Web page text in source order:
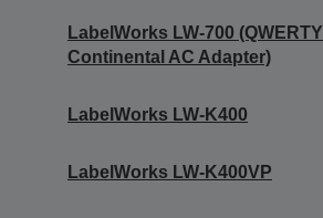
LabelWorks LW-700 (QWERTY
Continental AC Adapter)
LabelWorks LW-K400
LabelWorks LW-K400VP